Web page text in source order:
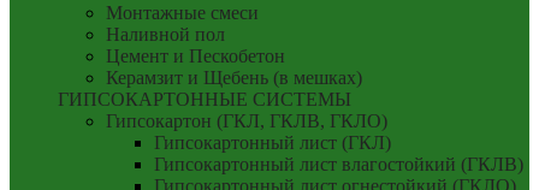
Монтажные смеси
Наливной пол
Цемент и Пескобетон
Керамзит и Щебень (в мешках)
ГИПСОКАРТОННЫЕ СИСТЕМЫ
Гипсокартон (ГКЛ, ГКЛВ, ГКЛО)
Гипсокартонный лист (ГКЛ)
Гипсокартонный лист влагостойкий (ГКЛВ)